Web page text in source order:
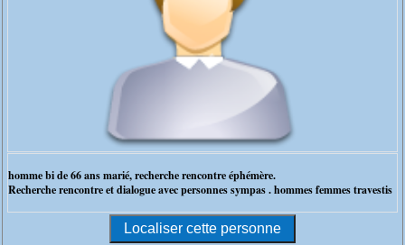
homme bi de 66 ans marié, recherche rencontre éphémère.
Recherche rencontre et dialogue avec personnes sympas . hommes femmes travestis